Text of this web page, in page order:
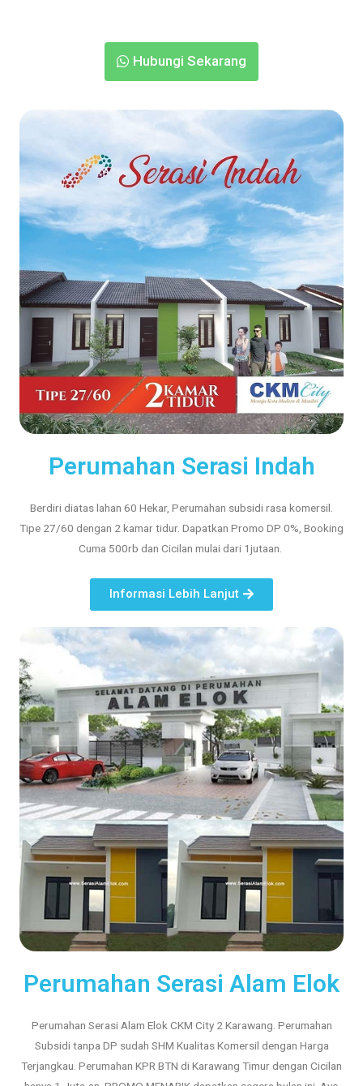
Hubungi Sekarang
Perumahan Serasi Indah
Berdiri diatas lahan 60 Hekar, Perumahan subsidi rasa komersil.
Tipe 27/60 dengan 2 kamar tidur. Dapatkan Promo DP 0%, Booking
Cuma 500rb dan Cicilan mulai dari 1jutaan.
Informasi Lebih Lanjut
Perumahan Serasi Alam Elok
Perumahan Serasi Alam Elok CKM City 2 Karawang. Perumahan
Subsidi tanpa DP sudah SHM Kualitas Komersil dengan Harga
Terjangkau. Perumahan KPR BTN di Karawang Timur dengan Cicilan